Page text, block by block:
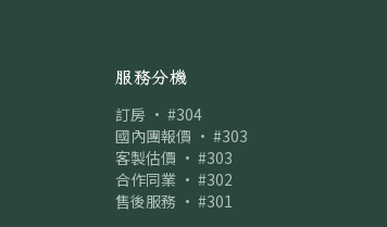
服務分機
訂房 · #304
國內團報價 · #303
客製估價 · #303
合作同業 · #302
售後服務 · #301